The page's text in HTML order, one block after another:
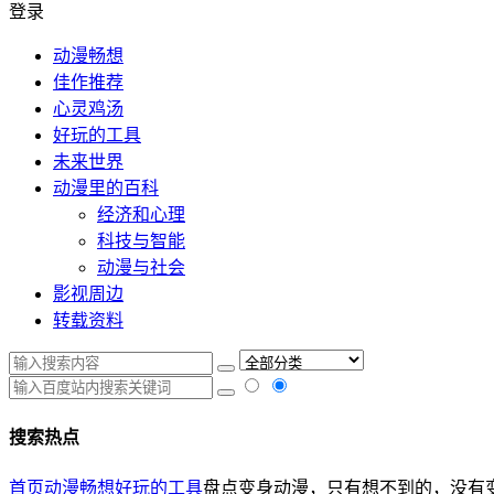
登录
动漫畅想
佳作推荐
心灵鸡汤
好玩的工具
未来世界
动漫里的百科
经济和心理
科技与智能
动漫与社会
影视周边
转载资料
搜索热点
首页动漫畅想好玩的工具盘点变身动漫，只有想不到的，没有